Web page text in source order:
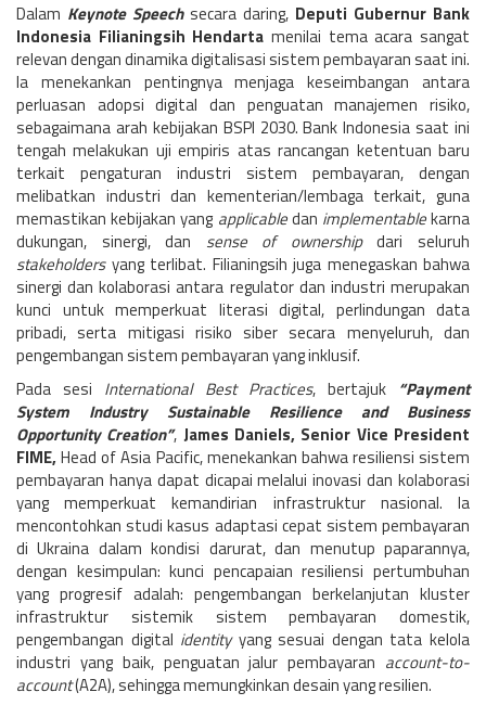
Dalam Keynote Speechsecara daring, Deputi Gubernur Bank
Indonesia Filianingsih Hendarta menilai tema acara sangat
relevan dengan dinamika digitalisasi sistem pembayaran saat ini.
Ia menekankan pentingnya menjaga keseimbangan antara
perluasan adopsi digital dan penguatan manajemen risiko,
sebagaimana arah kebijakan BSPI 2030. Bank Indonesia saat ini
tengah melakukan uji empiris atas rancangan ketentuan baru
terkait pengaturan industri sistem pembayaran, dengan
melibatkan industri dan kementerian/lembaga terkait, guna
memastikan kebijakan yang applicabledan implementablekarna
dukungan, sinergi, dan sense of ownershipdari seluruh
stakeholdersyang terlibat. Filianingsih juga menegaskan bahwa
sinergi dan kolaborasi antara regulator dan industri merupakan
kunci untuk memperkuat literasi digital, perlindungan data
pribadi, serta mitigasi risiko siber secara menyeluruh, dan
pengembangan sistem pembayaran yang inklusif.
Pada sesi International Best Practices, bertajuk “Payment
System Industry Sustainable Resilience and Business
Opportunity Creation”, James Daniels, Senior Vice President
FIME, Head of Asia Pacific, menekankan bahwa resiliensi sistem
pembayaran hanya dapat dicapai melalui inovasi dan kolaborasi
yang memperkuat kemandirian infrastruktur nasional. Ia
mencontohkan studi kasus adaptasi cepat sistem pembayaran
di Ukraina dalam kondisi darurat, dan menutup paparannya,
dengan kesimpulan: kunci pencapaian resiliensi pertumbuhan
yang progresif adalah: pengembangan berkelanjutan kluster
infrastruktur sistemik sistem pembayaran domestik,
pengembangan digital identityyang sesuai dengan tata kelola
industri yang baik, penguatan jalur pembayaran account-to-
account(A2A), sehingga memungkinkan desain yang resilien.